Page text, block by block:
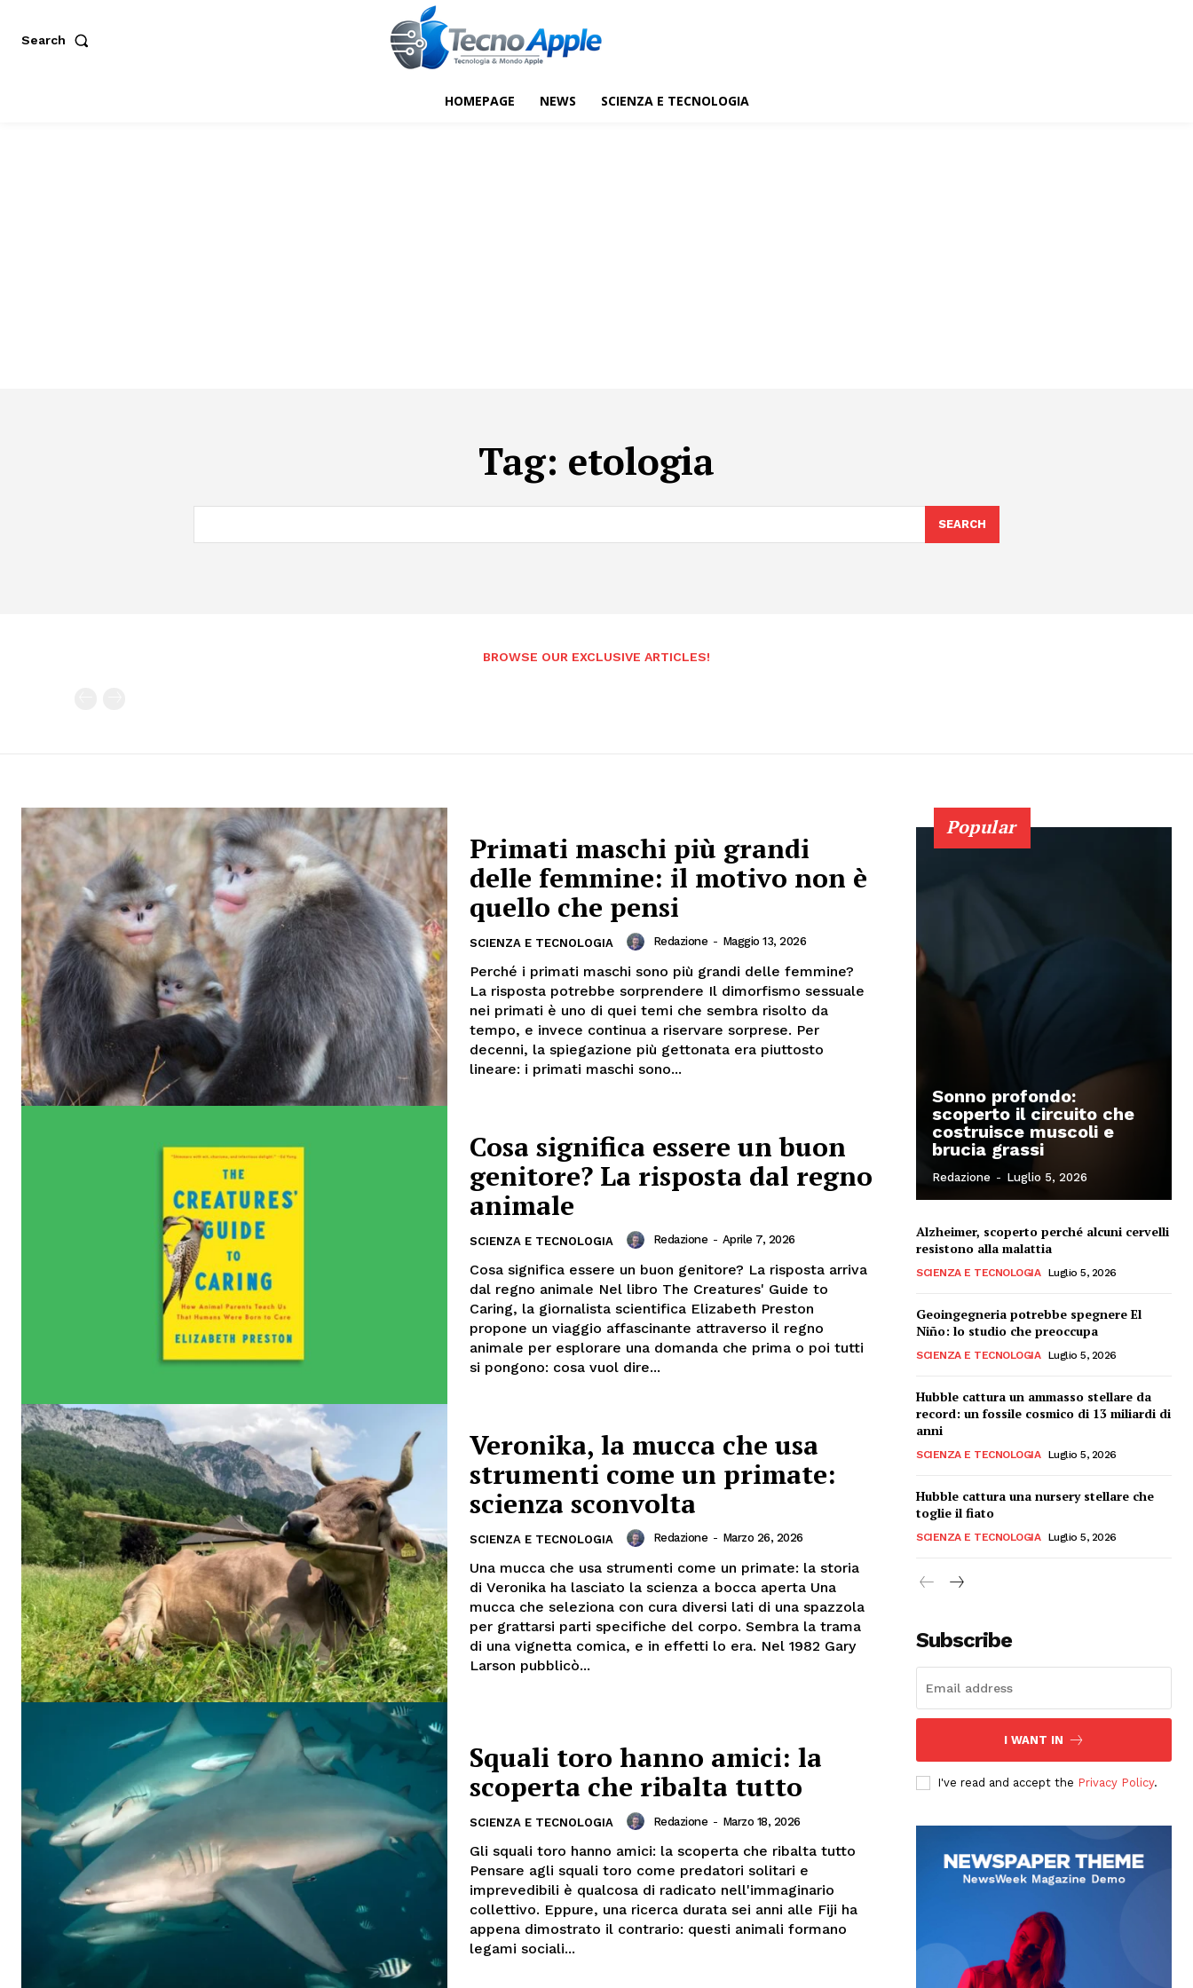
Search
HOMEPAGE NEWS SCIENZA E TECNOLOGIA
Tag: etologia
SEARCH
BROWSE OUR EXCLUSIVE ARTICLES!
Primati maschi più grandi
delle femmine: il motivo non è
quello che pensi
SCIENZA E TECNOLOGIA Redazione - Maggio 13, 2026
Perché i primati maschi sono più grandi delle femmine?
La risposta potrebbe sorprendere Il dimorfismo sessuale
nei primati è uno di quei temi che sembra risolto da
tempo, e invece continua a riservare sorprese. Per
decenni, la spiegazione più gettonata era piuttosto
lineare: i primati maschi sono...
Cosa significa essere un buon
genitore? La risposta dal regno
animale
SCIENZA E TECNOLOGIA Redazione - Aprile 7, 2026
Cosa significa essere un buon genitore? La risposta arriva
dal regno animale Nel libro The Creatures' Guide to
Caring, la giornalista scientifica Elizabeth Preston
propone un viaggio affascinante attraverso il regno
animale per esplorare una domanda che prima o poi tutti
si pongono: cosa vuol dire...
Veronika, la mucca che usa
strumenti come un primate:
scienza sconvolta
SCIENZA E TECNOLOGIA Redazione - Marzo 26, 2026
Una mucca che usa strumenti come un primate: la storia
di Veronika ha lasciato la scienza a bocca aperta Una
mucca che seleziona con cura diversi lati di una spazzola
per grattarsi parti specifiche del corpo. Sembra la trama
di una vignetta comica, e in effetti lo era. Nel 1982 Gary
Larson pubblicò...
Squali toro hanno amici: la
scoperta che ribalta tutto
SCIENZA E TECNOLOGIA Redazione - Marzo 18, 2026
Gli squali toro hanno amici: la scoperta che ribalta tutto
Pensare agli squali toro come predatori solitari e
imprevedibili è qualcosa di radicato nell'immaginario
collettivo. Eppure, una ricerca durata sei anni alle Fiji ha
appena dimostrato il contrario: questi animali formano
legami sociali...
Popular
Sonno profondo:
scoperto il circuito che
costruisce muscoli e
brucia grassi
Redazione - Luglio 5, 2026
Alzheimer, scoperto perché alcuni cervelli
resistono alla malattia
SCIENZA E TECNOLOGIA Luglio 5, 2026
Geoingegneria potrebbe spegnere El
Niño: lo studio che preoccupa
SCIENZA E TECNOLOGIA Luglio 5, 2026
Hubble cattura un ammasso stellare da
record: un fossile cosmico di 13 miliardi di
anni
SCIENZA E TECNOLOGIA Luglio 5, 2026
Hubble cattura una nursery stellare che
toglie il fiato
SCIENZA E TECNOLOGIA Luglio 5, 2026
Subscribe
I WANT IN
I've read and accept the Privacy Policy.